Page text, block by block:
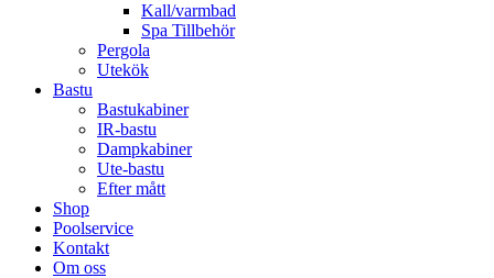
Kall/varmbad
Spa Tillbehör
Pergola
Utekök
Bastu
Bastukabiner
IR-bastu
Dampkabiner
Ute-bastu
Efter mått
Shop
Poolservice
Kontakt
Om oss